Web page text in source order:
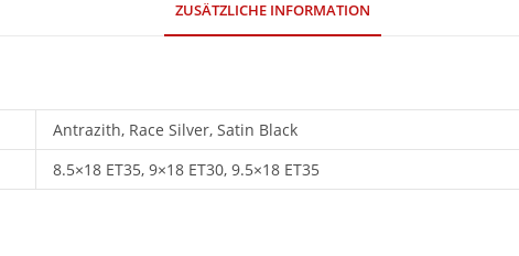
ZUSÄTZLICHE INFORMATION
Antrazith, Race Silver, Satin Black
8.5×18 ET35, 9×18 ET30, 9.5×18 ET35